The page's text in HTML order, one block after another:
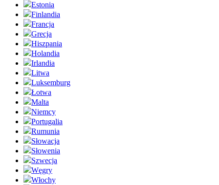
Estonia
Finlandia
Francja
Grecja
Hiszpania
Holandia
Irlandia
Litwa
Luksemburg
Łotwa
Malta
Niemcy
Portugalia
Rumunia
Słowacja
Słowenia
Szwecja
Węgry
Włochy